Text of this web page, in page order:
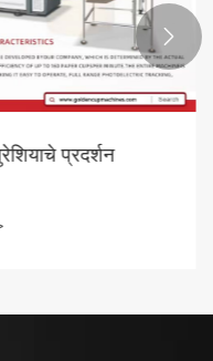
प्रदर्शन
